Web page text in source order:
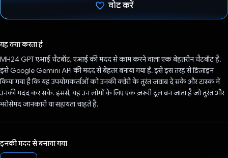
वोट करें
यह क्या करता है
MH24 GPT एआई चैटबॉट, एआई की मदद से काम करने वाला एक बेहतरीन चैटबॉट है.
इसे Google Gemini API की मदद से बेहतर बनाया गया है. इसे इस तरह से डिज़ाइन
किया गया है कि यह उपयोगकर्ताओं को उनकी क्वेरी के तुरंत जवाब दे सके और टास्क में
उनकी मदद कर सके. इससे, यह उन लोगों के लिए एक ज़रूरी टूल बन जाता है जो तुरंत और
भरोसेमंद जानकारी या सहायता चाहते हैं.
इनकी मदद से बनाया गया